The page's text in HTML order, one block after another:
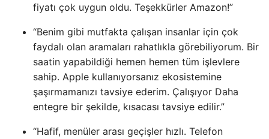
fiyatı çok uygun oldu. Teşekkürler Amazon!”
“Benim gibi mutfakta çalışan insanlar için çok
faydalı olan aramaları rahatlıkla görebiliyorum. Bir
saatin yapabildiği hemen hemen tüm işlevlere
sahip. Apple kullanıyorsanız ekosistemine
şaşırmamanızı tavsiye ederim. Çalışıyor Daha
entegre bir şekilde, kısacası tavsiye edilir.”
“Hafif, menüler arası geçişler hızlı. Telefon